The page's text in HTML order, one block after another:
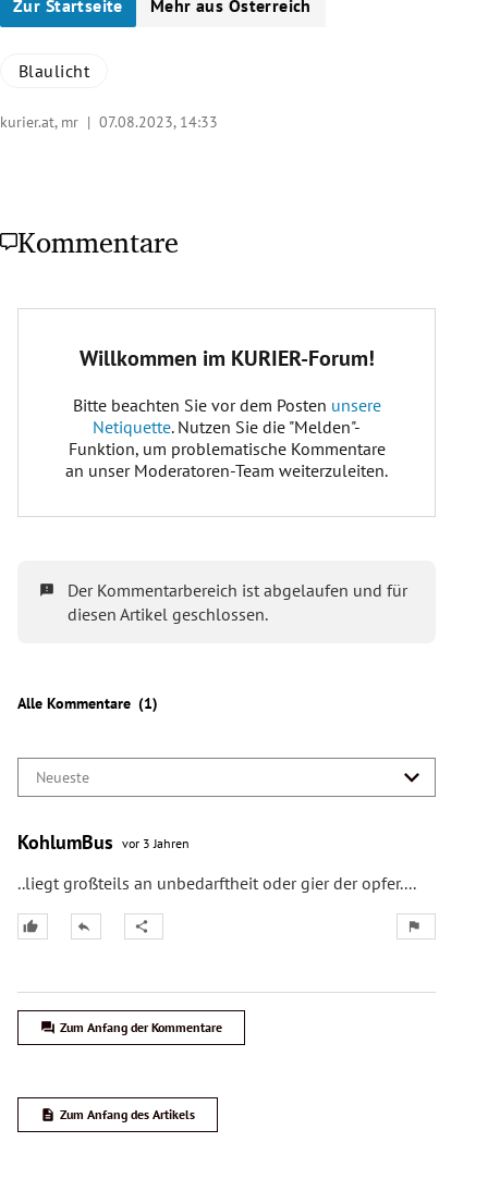
Zur Startseite Mehr aus Österreich
Blaulicht
kurier.at, mr | 07.08.2023, 14:33
Kommentare